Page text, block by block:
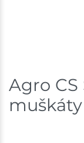
Skladem na
Agro